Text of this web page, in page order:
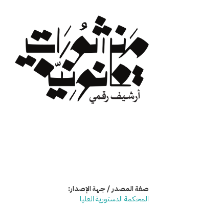
صفة المصدر / جهة الإصدار:
المحكمة الدستورية العليا